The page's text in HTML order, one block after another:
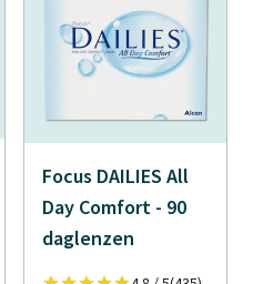
Focus DAILIES All
Day Comfort - 90
daglenzen